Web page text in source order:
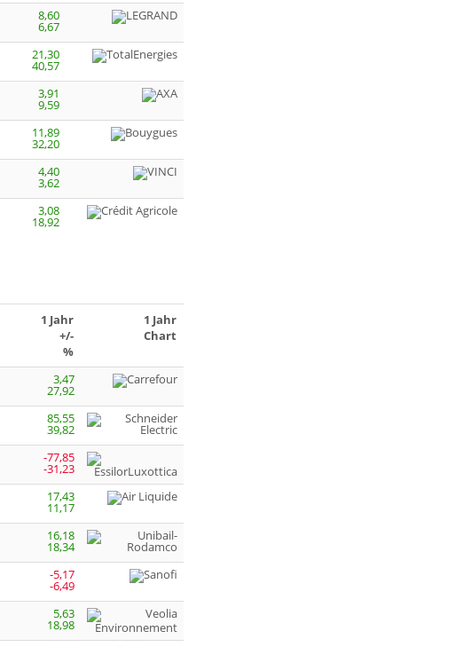
8,60
6,67
21,30
40,57
3,91
9,59
11,89
32,20
4,40
3,62
3,08
18,92
1 Jahr
+/-
%
1 Jahr
Chart
3,47
27,92
85,55
39,82
-77,85
-31,23
17,43
11,17
16,18
18,34
-5,17
-6,49
5,63
18,98